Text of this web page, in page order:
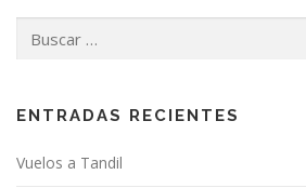
ENTRADAS RECIENTES
Vuelos a Tandil